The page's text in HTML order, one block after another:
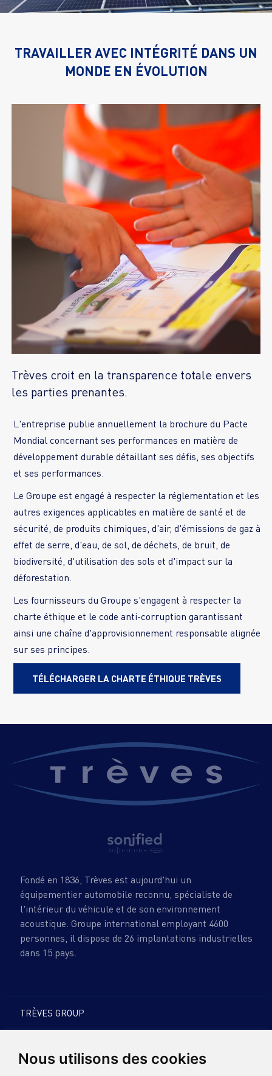
Nous utilisons des cookies
TRAVAILLER AVEC INTÉGRITÉ DANS UN
MONDE EN ÉVOLUTION
Trèves croit en la transparence totale envers
les parties prenantes.
L'entreprise publie annuellement la brochure du Pacte
Mondial concernant ses performances en matière de
développement durable détaillant ses défis, ses objectifs
Le Groupe est engagé à respecter la réglementation et les
autres exigences applicables en matière de santé et de
sécurité, de produits chimiques, d'air, d'émissions de gaz à
effet de serre, d'eau, de sol, de déchets, de bruit, de
biodiversité, d'utilisation des sols et d'impact sur la
Les fournisseurs du Groupe s'engagent à respecter la
charte éthique et le code anti-corruption garantissant
ainsi une chaîne d'approvisionnement responsable alignée
TÉLÉCHARGER LA CHARTE ÉTHIQUE TRÈVES
Fondé en 1836, Trèves est aujourd'hui un
équipementier automobile reconnu, spécialiste de
l'intérieur du véhicule et de son environnement
acoustique. Groupe international employant 4600
personnes, il dispose de 26 implantations industrielles
dans 15 pays.
TRÈVES GROUP